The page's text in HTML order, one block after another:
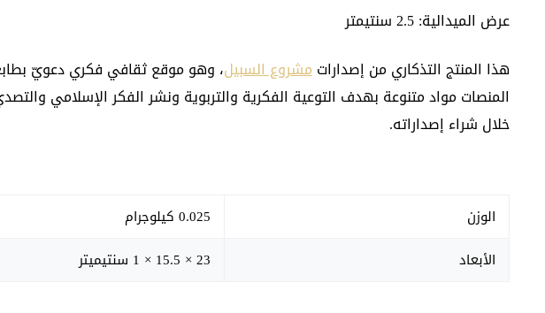
عرض الميدالية: 2.5 سنتيمتر
هذا المنتج التذكاري من إصداراتمشروع السبيل، وهو موقع ثقافي فكري دعويّ
المنصات مواد متنوعة بهدف التوعية الفكرية والتربوية ونشر الفكر الإسلامي
خلال شراء إصداراته.
الوزن
0.025 كيلوجرام
الأبعاد
23 × 15.5 × 1 سنتيميتر